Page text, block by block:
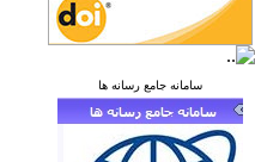
سامانه جامع رسانه ها